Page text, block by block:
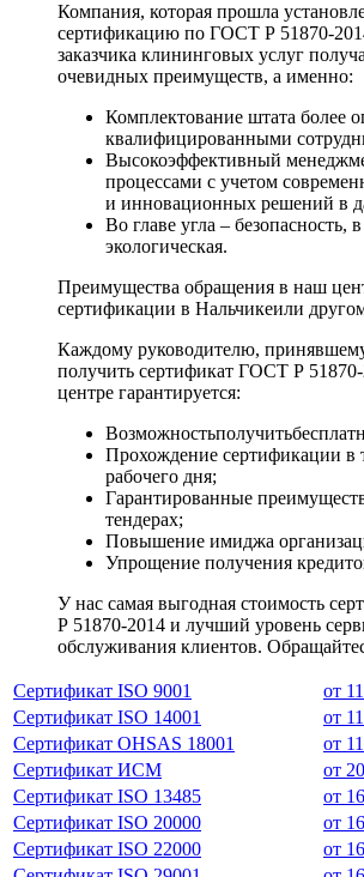
Компания, которая прошла
сертификацию по ГОСТ Р 51870-
заказчика клининговых услуг
очевидных преимуществ, а именно:
Комплектование штата более
квалифицированными
Высокоэффективный
процессами с учетом
и инновационных решений в
Во главе угла – безопасность,
экологическая.
Преимущества обращения в наш
сертификации в Нальчикеили
Каждому руководителю,
получить сертификат ГОСТ Р
центре гарантируется:
Прохождение сертификации в
рабочего дня;
Гарантированные
тендерах;
Повышение имиджа
Упрощение получения
У нас самая выгодная стоимость
Р 51870-2014 и лучший уровень
обслуживания клиентов.
Сертификат ISO 9001
от
Сертификат ISO 14001
от
Сертификат OHSAS 18001
от
Сертификат ИСМ
от
Сертификат ISO 13485
от
Сертификат ISO 20000
от
Сертификат ISO 22000
от